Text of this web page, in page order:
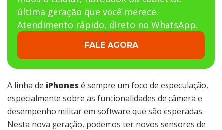
última geração que você merece.
Atendimento rápido, direto no WhatsApp.
FALE AGORA
A linha de iPhones é sempre um foco de especulação,
especialmente sobre as funcionalidades de câmera e
desempenho militar em software que são esperadas.
Nesta nova geração, podemos ter novos sensores de